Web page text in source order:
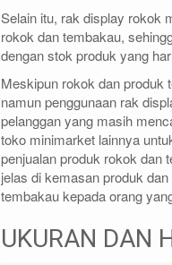
Selain itu, rak display rokok
rokok dan tembakau,
dengan stok produk yang
Meskipun rokok dan produk
namun penggunaan rak
pelanggan yang masih
toko minimarket lainnya
penjualan produk rokok dan
jelas di kemasan produk
tembakau kepada orang
UKURAN DAN